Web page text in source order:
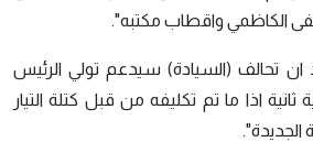
الكاظمي واقطاب مكتبه".
ان تحالف (السيادة) سيدعم تولي الرئيس
اذا ما تم تكليفه من قبل كتلة التيار